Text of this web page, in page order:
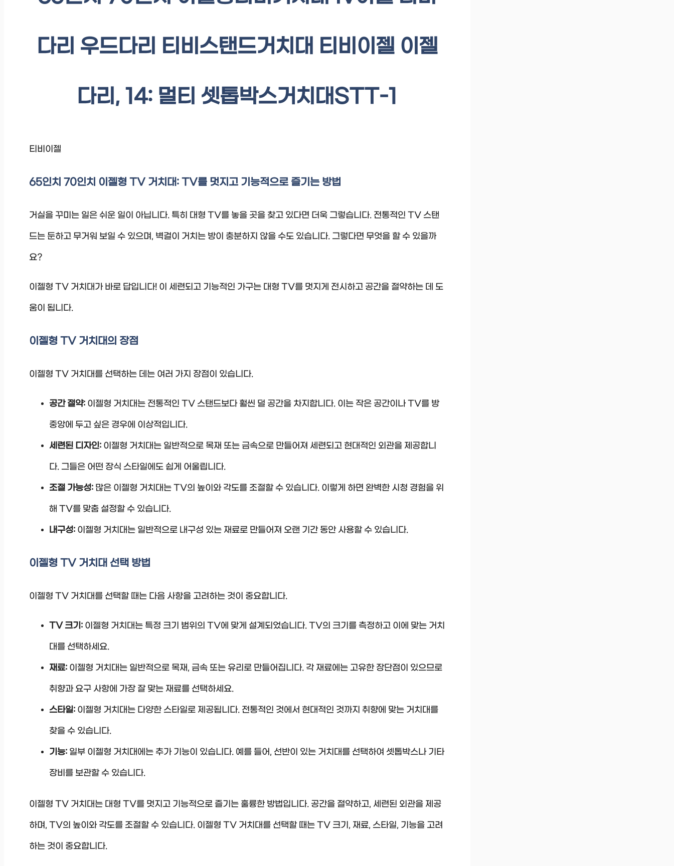
다리 우드다리 티비스탠드거치대 티비이젤 이젤
다리, 14: 멀티 셋톱박스거치대STT-1
티비이젤
65인치 70인치 이젤형 TV 거치대: TV를 멋지고 기능적으로 즐기는 방법
거실을 꾸미는 일은 쉬운 일이 아닙니다. 특히 대형 TV를 놓을 곳을 찾고 있다면 더욱 그렇습니다. 전통적인 TV 스탠
드는 둔하고 무거워 보일 수 있으며, 벽걸이 거치는 방이 충분하지 않을 수도 있습니다. 그렇다면 무엇을 할 수 있을까
요?
이젤형 TV 거치대가 바로 답입니다! 이 세련되고 기능적인 가구는 대형 TV를 멋지게 전시하고 공간을 절약하는 데 도
움이 됩니다.
이젤형 TV 거치대의 장점
이젤형 TV 거치대를 선택하는 데는 여러 가지 장점이 있습니다.
공간 절약: 이젤형 거치대는 전통적인 TV 스탠드보다 훨씬 덜 공간을 차지합니다. 이는 작은 공간이나 TV를 방
중앙에 두고 싶은 경우에 이상적입니다.
세련된 디자인: 이젤형 거치대는 일반적으로 목재 또는 금속으로 만들어져 세련되고 현대적인 외관을 제공합니
다. 그들은 어떤 장식 스타일에도 쉽게 어울립니다.
조절 가능성: 많은 이젤형 거치대는 TV의 높이와 각도를 조절할 수 있습니다. 이렇게 하면 완벽한 시청 경험을 위
해 TV를 맞춤 설정할 수 있습니다.
내구성: 이젤형 거치대는 일반적으로 내구성 있는 재료로 만들어져 오랜 기간 동안 사용할 수 있습니다.
이젤형 TV 거치대 선택 방법
이젤형 TV 거치대를 선택할 때는 다음 사항을 고려하는 것이 중요합니다.
TV 크기: 이젤형 거치대는 특정 크기 범위의 TV에 맞게 설계되었습니다. TV의 크기를 측정하고 이에 맞는 거치
대를 선택하세요.
재료: 이젤형 거치대는 일반적으로 목재, 금속 또는 유리로 만들어집니다. 각 재료에는 고유한 장단점이 있으므로
취향과 요구 사항에 가장 잘 맞는 재료를 선택하세요.
스타일: 이젤형 거치대는 다양한 스타일로 제공됩니다. 전통적인 것에서 현대적인 것까지 취향에 맞는 거치대를
찾을 수 있습니다.
기능: 일부 이젤형 거치대에는 추가 기능이 있습니다. 예를 들어, 선반이 있는 거치대를 선택하여 셋톱박스나 기타
장비를 보관할 수 있습니다.
이젤형 TV 거치대는 대형 TV를 멋지고 기능적으로 즐기는 훌륭한 방법입니다. 공간을 절약하고, 세련된 외관을 제공
하며, TV의 높이와 각도를 조절할 수 있습니다. 이젤형 TV 거치대를 선택할 때는 TV 크기, 재료, 스타일, 기능을 고려
하는 것이 중요합니다.